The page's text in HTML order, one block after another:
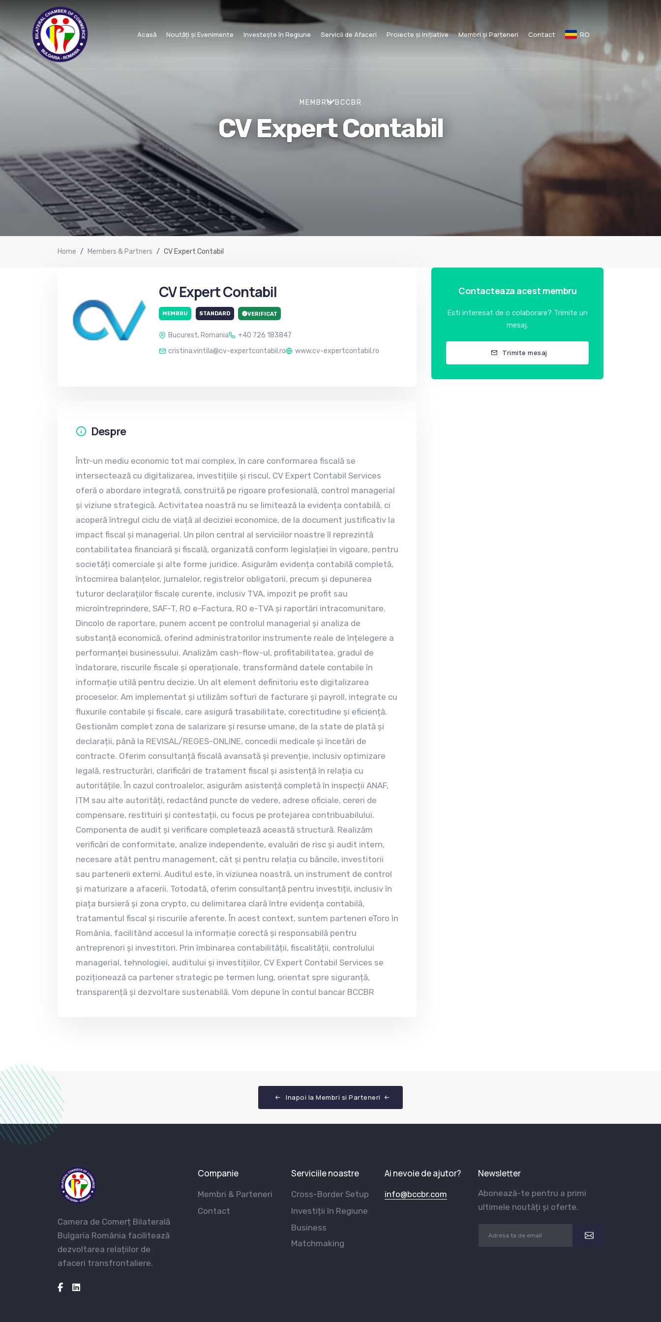
Acasă Noutăți și Evenimente Investește în Regiune Servicii de Afaceri Proiecte și Inițiative Membri și Parteneri Contact RO
MEMBRU BCCBR
CV Expert Contabil
Home Members & Partners CV Expert Contabil
CV Expert Contabil
MEMBRU STANDARD VERIFICAT
Bucurest, Romania
+40 726 183847
cristina.vintila@cv-expertcontabil.ro
www.cv-expertcontabil.ro
Despre
Într-un mediu economic tot mai complex, în care conformarea fiscală se
intersectează cu digitalizarea, investițiile și riscul, CV Expert Contabil Services
oferă o abordare integrată, construită pe rigoare profesională, control managerial
și viziune strategică. Activitatea noastră nu se limitează la evidența contabilă, ci
acoperă întregul ciclu de viață al deciziei economice, de la document justificativ la
impact fiscal și managerial. Un pilon central al serviciilor noastre îl reprezintă
contabilitatea financiară și fiscală, organizată conform legislației în vigoare, pentru
societăți comerciale și alte forme juridice. Asigurăm evidența contabilă completă,
întocmirea balanțelor, jurnalelor, registrelor obligatorii, precum și depunerea
tuturor declarațiilor fiscale curente, inclusiv TVA, impozit pe profit sau
microîntreprindere, SAF-T, RO e-Factura, RO e-TVA și raportări intracomunitare.
Dincolo de raportare, punem accent pe controlul managerial și analiza de
substanță economică, oferind administratorilor instrumente reale de înțelegere a
performanței businessului. Analizăm cash-flow-ul, profitabilitatea, gradul de
îndatorare, riscurile fiscale și operaționale, transformând datele contabile în
informație utilă pentru decizie. Un alt element definitoriu este digitalizarea
proceselor. Am implementat și utilizăm softuri de facturare și payroll, integrate cu
fluxurile contabile și fiscale, care asigură trasabilitate, corectitudine și eficiență.
Gestionăm complet zona de salarizare și resurse umane, de la state de plată și
declarații, până la REVISAL/REGES-ONLINE, concedii medicale și încetări de
contracte. Oferim consultanță fiscală avansată și prevenție, inclusiv optimizare
legală, restructurări, clarificări de tratament fiscal și asistență în relația cu
autoritățile. În cazul controalelor, asigurăm asistență completă în inspecții ANAF,
ITM sau alte autorități, redactând puncte de vedere, adrese oficiale, cereri de
compensare, restituiri și contestații, cu focus pe protejarea contribuabilului.
Componenta de audit și verificare completează această structură. Realizăm
verificări de conformitate, analize independente, evaluări de risc și audit intern,
necesare atât pentru management, cât și pentru relația cu băncile, investitorii
sau partenerii externi. Auditul este, în viziunea noastră, un instrument de control
și maturizare a afacerii. Totodată, oferim consultanță pentru investiții, inclusiv în
piața bursieră și zona crypto, cu delimitarea clară între evidența contabilă,
tratamentul fiscal și riscurile aferente. În acest context, suntem parteneri eToro în
România, facilitând accesul la informație corectă și responsabilă pentru
antreprenori și investitori. Prin îmbinarea contabilității, fiscalității, controlului
managerial, tehnologiei, auditului și investițiilor, CV Expert Contabil Services se
poziționează ca partener strategic pe termen lung, orientat spre siguranță,
transparență și dezvoltare sustenabilă. Vom depune în contul bancar BCCBR
Contacteaza acest membru
Esti interesat de o colaborare? Trimite un
mesaj.
Trimite mesaj
Inapoi la Membri si Parteneri
Camera de Comerț Bilaterală
Bulgaria România facilitează
dezvoltarea relațiilor de
afaceri transfrontaliere.
Companie
Membri & Parteneri
Contact
Serviciile noastre
Cross-Border Setup
Investiții în Regiune
Business
Matchmaking
Ai nevoie de ajutor?
info@bccbr.com
Newsletter
Abonează-te pentru a primi
ultimele noutăți și oferte.